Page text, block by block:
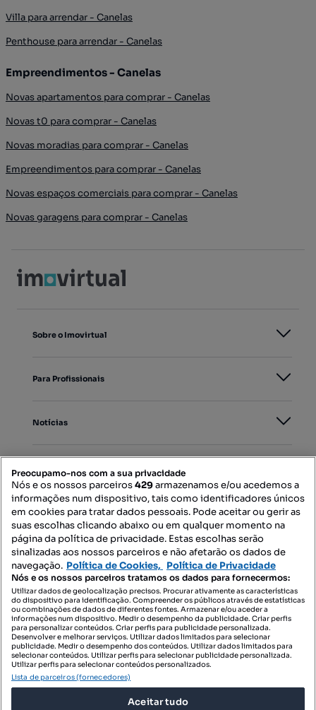
Villa para arrendar - Canelas
Penthouse para arrendar - Canelas
Empreendimentos - Canelas
Novas apartamentos para comprar - Canelas
Novas t0 para comprar - Canelas
Novas moradias para comprar - Canelas
Empreendimentos para comprar - Canelas
Novas espaços comerciais para comprar - Canelas
Novas garagens para comprar - Canelas
Sobre o Imovirtual
Para Profissionais
Notícias
Mapa do Site
Contacte-nos
SIGA-NOS:
DESCARREGAR NA:
Preocupamo-nos com a sua privacidade
Nós e os nossos parceiros429armazenamos e/ou acedemos a
informações num dispositivo, tais como identificadores únicos
em cookies para tratar dados pessoais. Pode aceitar ou gerir as
suas escolhas clicando abaixo ou em qualquer momento na
página da política de privacidade. Estas escolhas serão
sinalizadas aos nossos parceiros e não afetarão os dados de
navegação. Política de Cookies, Política de Privacidade
Nós e os nossos parceiros tratamos os dados para fornecermos:
Utilizar dados de geolocalização precisos. Procurar ativamente as características
do dispositivo para identificação. Compreender os públicos através de estatísticas
ou combinações de dados de diferentes fontes. Armazenar e/ou aceder a
informações num dispositivo. Medir o desempenho da publicidade. Criar perfis
para personalizar conteúdos. Criar perfis para publicidade personalizada.
Desenvolver e melhorar serviços. Utilizar dados limitados para selecionar
publicidade. Medir o desempenho dos conteúdos. Utilizar dados limitados para
selecionar conteúdos. Utilizar perfis para selecionar publicidade personalizada.
Utilizar perfis para selecionar conteúdos personalizados.
Lista de parceiros (fornecedores)
Aceitar tudo